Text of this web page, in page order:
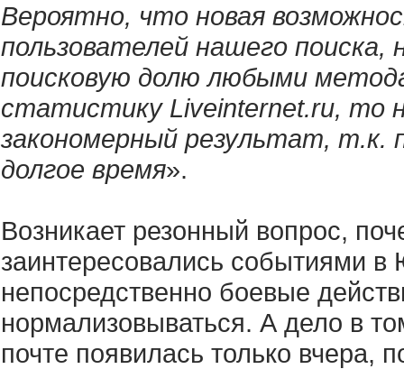
Вероятно, что новая
пользователей нашего
поисковую долю любыми
статистику Liveinternet.ru,
закономерный результат, т.к.
долгое время».
Возникает резонный вопрос,
заинтересовались событиями в
непосредственно боевые
нормализовываться. А дело в
почте появилась только